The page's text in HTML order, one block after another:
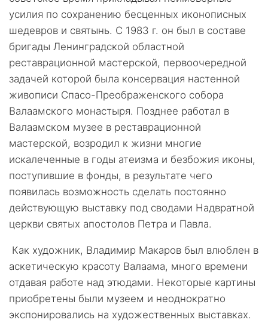
усилия по сохранению бесценных иконописных
шедевров и святынь. С 1983 г. он был в составе
бригады Ленинградской областной
реставрационной мастерской, первоочередной
задачей которой была консервация настенной
живописи Спасо-Преображенского собора
Валаамского монастыря. Позднее работал в
Валаамском музее в реставрационной
мастерской, возродил к жизни многие
искалеченные в годы атеизма и безбожия иконы,
поступившие в фонды, в результате чего
появилась возможность сделать постоянно
действующую выставку под сводами Надвратной
церкви святых апостолов Петра и Павла.
Как художник, Владимир Макаров был влюблен в
аскетическую красоту Валаама, много времени
отдавая работе над этюдами. Некоторые картины
приобретены были музеем и неоднократно
экспонировались на художественных выставках.